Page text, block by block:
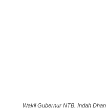
Wakil Gubernur NTB, Indah